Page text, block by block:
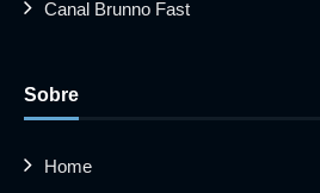
Canal Brunno Fast
Sobre
Home